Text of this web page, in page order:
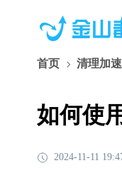
首页 清理加速
如何使
2024-11-11